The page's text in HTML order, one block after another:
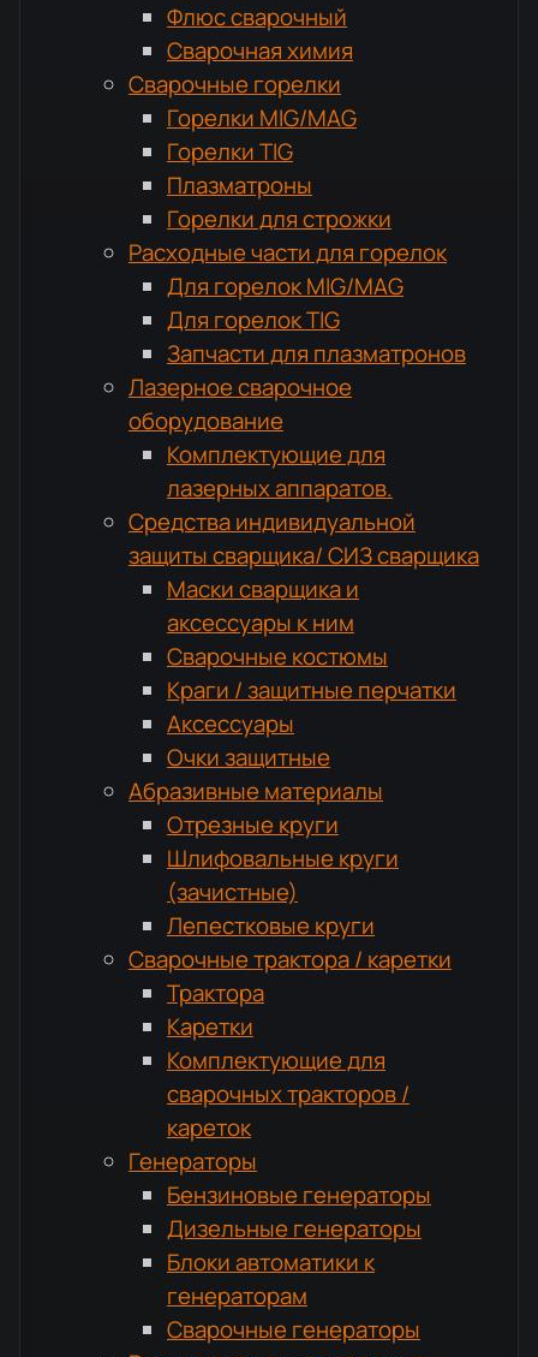
Флюс сварочный
Сварочная химия
Сварочные горелки
Горелки MIG/MAG
Горелки TIG
Плазматроны
Горелки для строжки
Расходные части для горелок
Для горелок MIG/MAG
Для горелок TIG
Запчасти для плазматронов
Лазерное сварочное
оборудование
Комплектующие для
лазерных аппаратов.
Средства индивидуальной
защиты сварщика/ СИЗ сварщика
Маски сварщика и
аксессуары к ним
Сварочные костюмы
Краги / защитные перчатки
Аксессуары
Очки защитные
Абразивные материалы
Отрезные круги
Шлифовальные круги
(зачистные)
Лепестковые круги
Сварочные трактора / каретки
Трактора
Каретки
Комплектующие для
сварочных тракторов /
кареток
Генераторы
Бензиновые генераторы
Дизельные генераторы
Блоки автоматики к
генераторам
Сварочные генераторы